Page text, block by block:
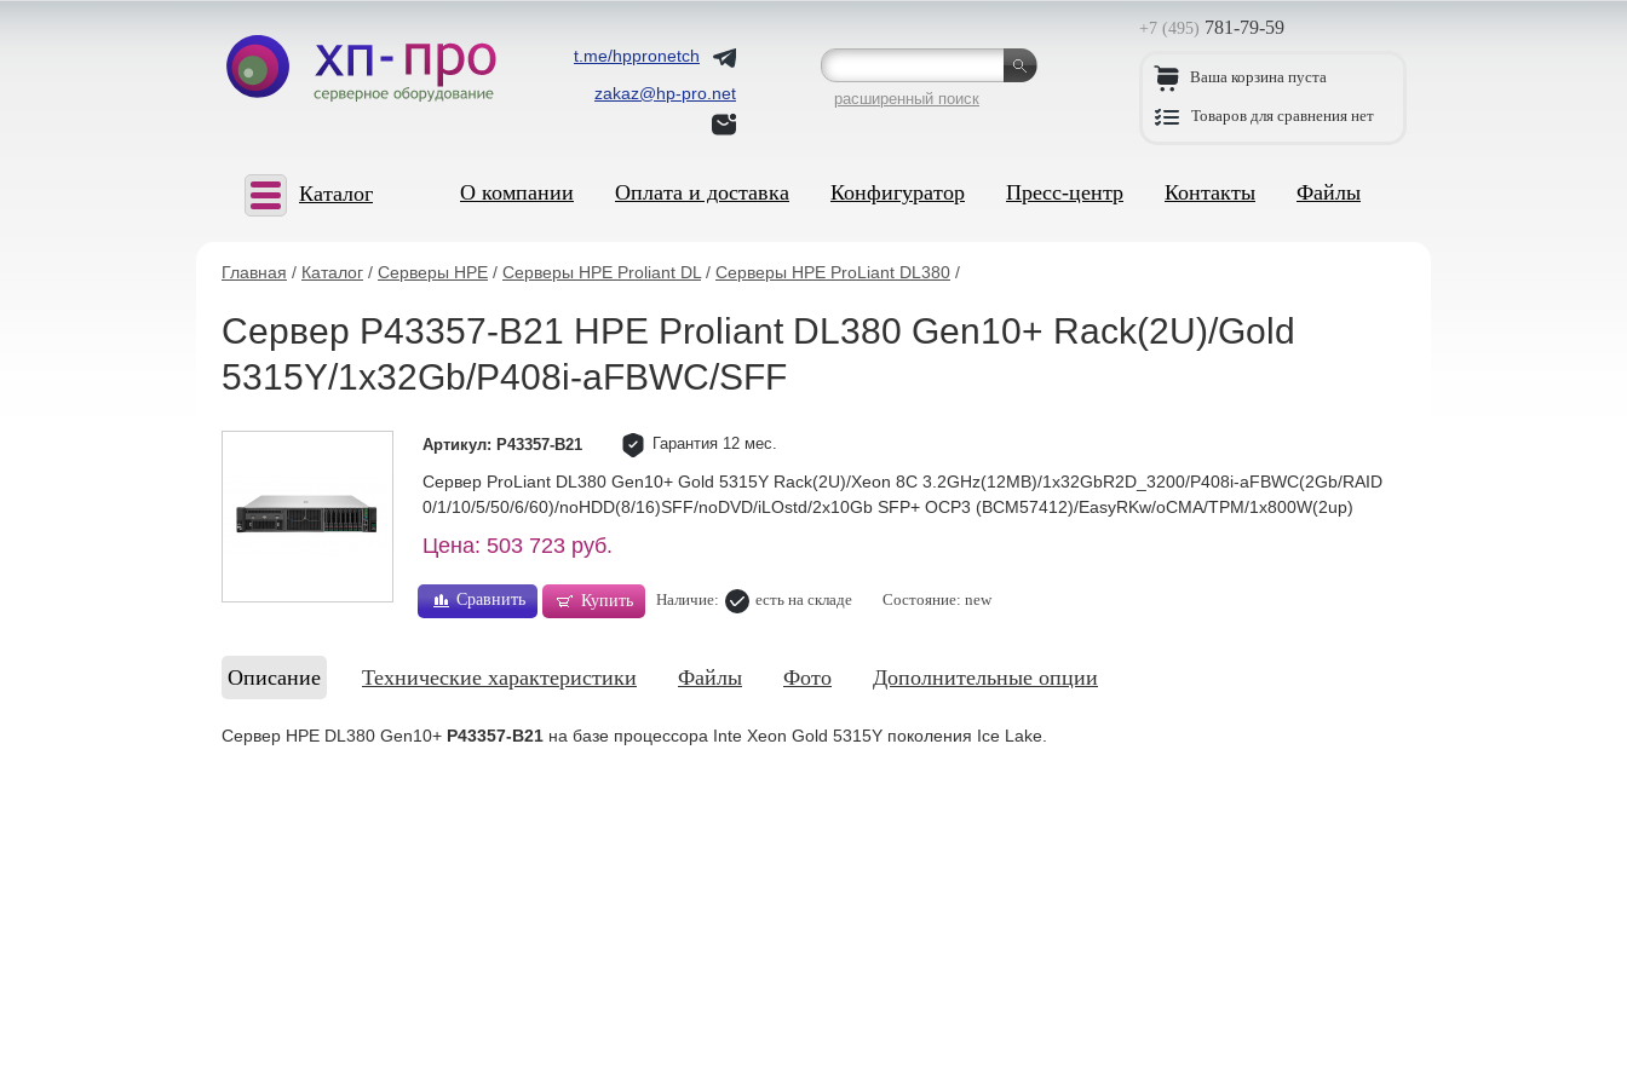
t.me/hppronetch
zakaz@hp-pro.net
расширенный поиск
+7 (495) 781-79-59
Ваша корзина пуста
Товаров для сравнения нет
Каталог О компании Оплата и доставка Конфигуратор Пресс-центр Контакты Файлы
Главная / Каталог / Серверы HPE / Серверы HPE Proliant DL / Серверы HPE ProLiant DL380 /
Сервер P43357-B21 HPE Proliant DL380 Gen10+ Rack(2U)/Gold
5315Y/1x32Gb/P408i-aFBWC/SFF
Артикул: P43357-B21 Гарантия 12 мес.
Сервер ProLiant DL380 Gen10+ Gold 5315Y Rack(2U)/Xeon 8C 3.2GHz(12MB)/1x32GbR2D_3200/P408i-aFBWC(2Gb/RAID
0/1/10/5/50/6/60)/noHDD(8/16)SFF/noDVD/iLOstd/2x10Gb SFP+ OCP3 (BCM57412)/EasyRKw/oCMA/TPM/1x800W(2up)
Цена: 503 723 руб.
Сравнить Купить Наличие: есть на складе Состояние: new
Описание Технические характеристики Файлы Фото Дополнительные опции
Сервер HPE DL380 Gen10+ P43357-B21 на базе процессора Inte Xeon Gold 5315Y поколения Ice Lake.